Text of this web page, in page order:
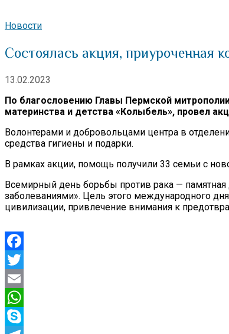
Новости
Состоялась акция, приуроченная
13.02.2023
По благословению Главы Пермской
материнства и детства «Колыбель», провел
Волонтерами и добровольцами центра в
средства гигиены и подарки.
В рамках акции, помощь получили 33 семьи с
Всемирный день борьбы против рака —
заболеваниями». Цель этого международного
цивилизации, привлечение внимания к
Facebook
Twitter
Email
WhatsApp